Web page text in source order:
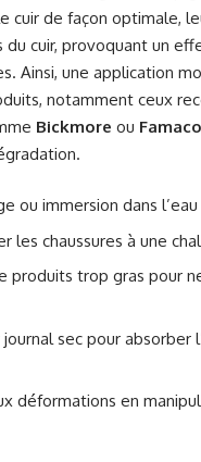
cuir de façon optimale,
du cuir, provoquant un
Ainsi, une application
notamment ceux
Bickmore ou Famaco
ou immersion dans l’eau
les chaussures à une
produits trop gras pour
sec pour absorber
déformations en